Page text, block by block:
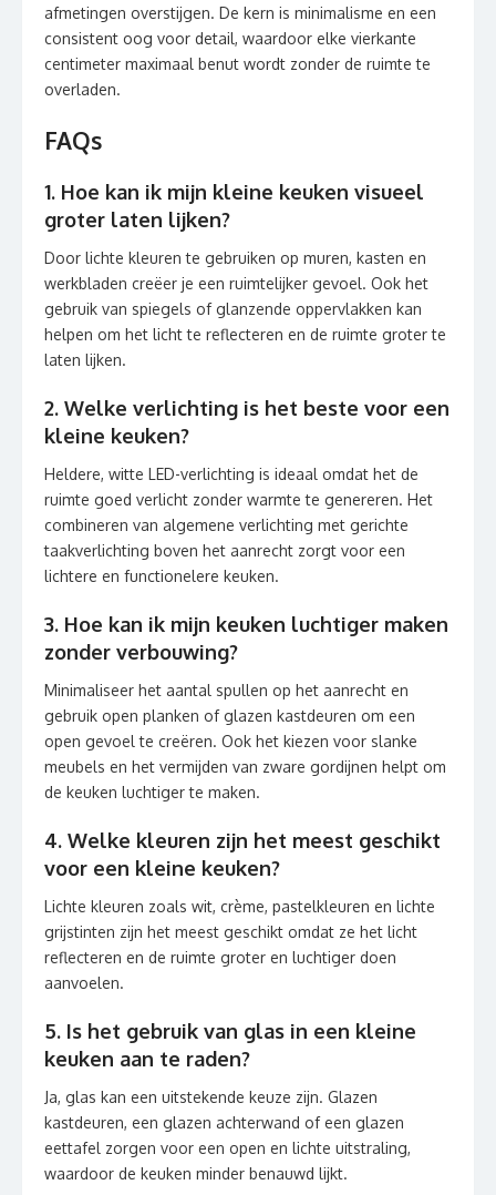
afmetingen overstijgen. De kern is minimalisme en een
consistent oog voor detail, waardoor elke vierkante
centimeter maximaal benut wordt zonder de ruimte te
overladen.
FAQs
1. Hoe kan ik mijn kleine keuken visueel
groter laten lijken?
Door lichte kleuren te gebruiken op muren, kasten en
werkbladen creëer je een ruimtelijker gevoel. Ook het
gebruik van spiegels of glanzende oppervlakken kan
helpen om het licht te reflecteren en de ruimte groter te
laten lijken.
2. Welke verlichting is het beste voor een
kleine keuken?
Heldere, witte LED-verlichting is ideaal omdat het de
ruimte goed verlicht zonder warmte te genereren. Het
combineren van algemene verlichting met gerichte
taakverlichting boven het aanrecht zorgt voor een
lichtere en functionelere keuken.
3. Hoe kan ik mijn keuken luchtiger maken
zonder verbouwing?
Minimaliseer het aantal spullen op het aanrecht en
gebruik open planken of glazen kastdeuren om een
open gevoel te creëren. Ook het kiezen voor slanke
meubels en het vermijden van zware gordijnen helpt om
de keuken luchtiger te maken.
4. Welke kleuren zijn het meest geschikt
voor een kleine keuken?
Lichte kleuren zoals wit, crème, pastelkleuren en lichte
grijstinten zijn het meest geschikt omdat ze het licht
reflecteren en de ruimte groter en luchtiger doen
aanvoelen.
5. Is het gebruik van glas in een kleine
keuken aan te raden?
Ja, glas kan een uitstekende keuze zijn. Glazen
kastdeuren, een glazen achterwand of een glazen
eettafel zorgen voor een open en lichte uitstraling,
waardoor de keuken minder benauwd lijkt.